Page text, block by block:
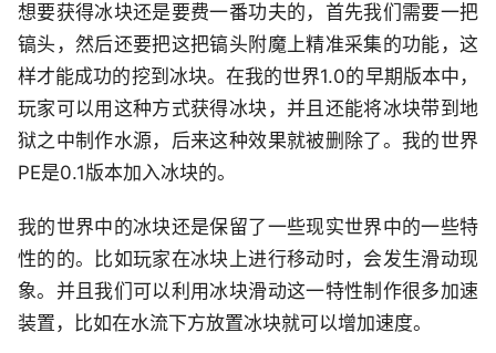
想要获得冰块还是要费一番功夫的，首先我们需要一把
镐头，然后还要把这把镐头附魔上精准采集的功能，这
样才能成功的挖到冰块。在我的世界1.0的早期版本中，
玩家可以用这种方式获得冰块，并且还能将冰块带到地
狱之中制作水源，后来这种效果就被删除了。我的世界
PE是0.1版本加入冰块的。
我的世界中的冰块还是保留了一些现实世界中的一些特
性的的。比如玩家在冰块上进行移动时，会发生滑动现
象。并且我们可以利用冰块滑动这一特性制作很多加速
装置，比如在水流下方放置冰块就可以增加速度。